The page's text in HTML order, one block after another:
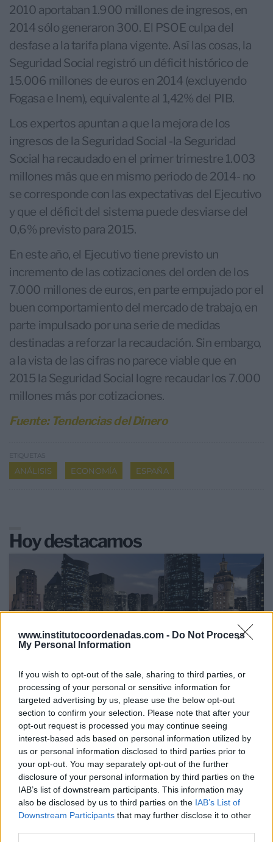
www.institutocoordenadas.com - Do Not Process
My Personal Information
If you wish to opt-out of the sale, sharing to third parties, or
processing of your personal or sensitive information for
targeted advertising by us, please use the below opt-out
section to confirm your selection. Please note that after your
opt-out request is processed you may continue seeing
interest-based ads based on personal information utilized by
us or personal information disclosed to third parties prior to
your opt-out. You may separately opt-out of the further
disclosure of your personal information by third parties on the
IAB’s list of downstream participants. This information may
also be disclosed by us to third parties on the IAB’s List of
Downstream Participants that may further disclose it to other
2010 aportaban 1.900 millones de ingresos, en
2014 sólo generaron 300. El PSOE culpa del
desfase a la tarifa plana vigente. Así las cosas, la
Seguridad Social registró un déficit histórico de
15.006 millones de euros en 2014 (excluyendo
Fogasa e Inem), equivalente al 1,42% del PIB.
Los expertos apuntan a que la mejora de los
ingresos de la Seguridad Social -la Seguridad
Social ha recaudado en el primer trimestre 1.003
millones más que en mismo periodo de 2014- no
se corresponde con las expectativas del Ejecutivo
y que el déficit del sistema puede desviarse del
0,6% previsto para 2015.
En este año, el Ejecutivo tiene previsto un
incremento de las cotizaciones del orden de los
7.000 millones de euros, en parte empujado por el
buen comportamiento del mercado de trabajo, en
parte impulsado por una serie de medidas
destinadas a reforzar la recaudación. Sin embargo,
a la vista de las cifras no parece viable que en
2015 la Seguridad Social logre recaudar los 7.000
millones más por cotizaciones.
Fuente: Tendencias del Dinero
ANÁLISIS ECONOMÍA ESPAÑA
Hoy destacamos
17 Jul 2026
La revisión de MARCo debe garantizar la inversión y
preservar el liderazgo español en fibra
RETOS MERCADO TELECOM